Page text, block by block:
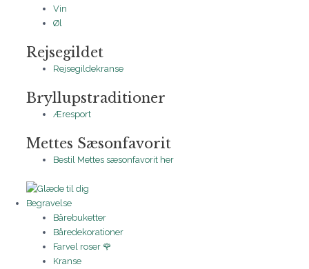
Vin
Øl
Rejsegildet
Rejsegildekranse
Bryllupstraditioner
Æresport
Mettes Sæsonfavorit
Bestil Mettes sæsonfavorit her
Begravelse
Bårebuketter
Båredekorationer
Farvel roser 🌹
Kranse